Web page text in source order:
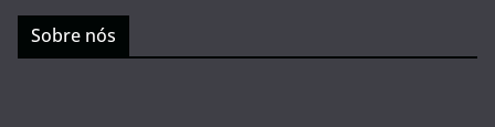
Sobre nós